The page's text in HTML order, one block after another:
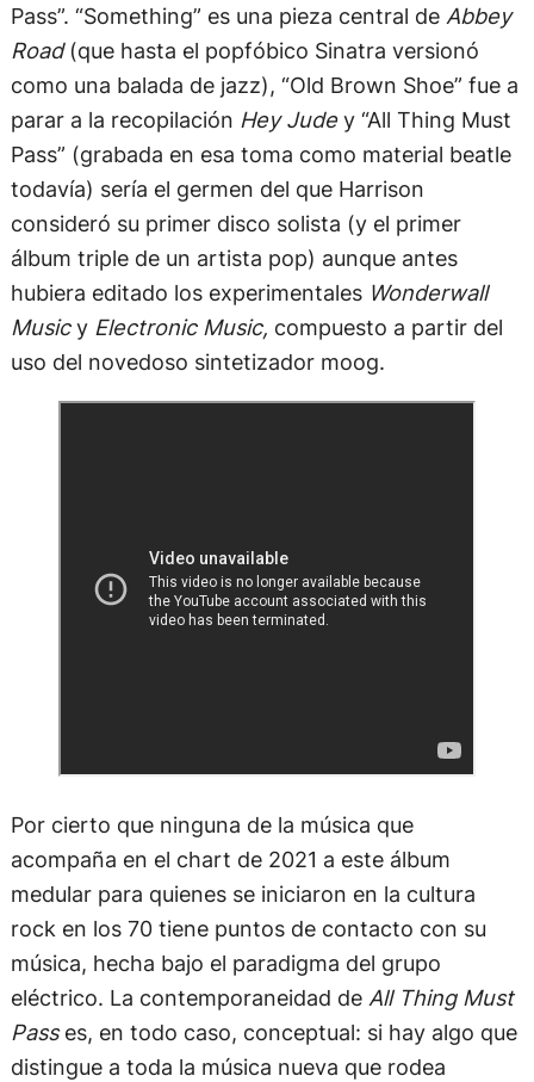
Pass”. “Something” es una pieza central de Abbey
Road(que hasta el popfóbico Sinatra versionó
como una balada de jazz), “Old Brown Shoe” fue a
parar a la recopilación Hey Judey “All Thing Must
Pass” (grabada en esa toma como material beatle
todavía) sería el germen del que Harrison
consideró su primer disco solista (y el primer
álbum triple de un artista pop) aunque antes
hubiera editado los experimentales Wonderwall
Musicy Electronic Music, compuesto a partir del
uso del novedoso sintetizador moog.
Por cierto que ninguna de la música que
acompaña en el chart de 2021 a este álbum
medular para quienes se iniciaron en la cultura
rock en los 70 tiene puntos de contacto con su
música, hecha bajo el paradigma del grupo
eléctrico. La contemporaneidad de All Thing Must
Passes, en todo caso, conceptual: si hay algo que
distingue a toda la música nueva que rodea